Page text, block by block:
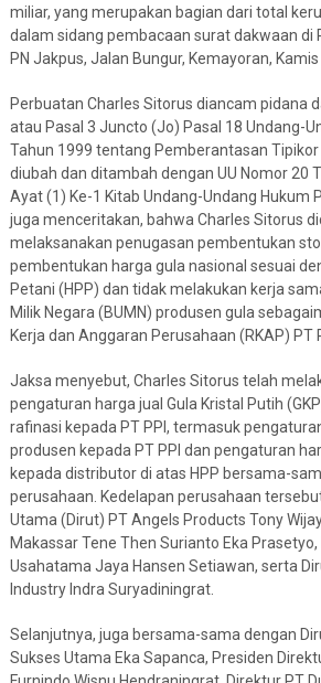
miliar, yang merupakan bagian dari total
dalam sidang pembacaan surat dakwaan di
PN Jakpus, Jalan Bungur, Kemayoran,
Perbuatan Charles Sitorus diancam pidana
atau Pasal 3 Juncto (Jo) Pasal 18 Undang-
Tahun 1999 tentang Pemberantasan
diubah dan ditambah dengan UU Nomor 20
Ayat (1) Ke-1 Kitab Undang-Undang Hukum
juga menceritakan, bahwa Charles Sitorus
melaksanakan penugasan pembentukan
pembentukan harga gula nasional sesuai
Petani (HPP) dan tidak melakukan kerja
Milik Negara (BUMN) produsen gula
Kerja dan Anggaran Perusahaan (RKAP) PT
Jaksa menyebut, Charles Sitorus telah
pengaturan harga jual Gula Kristal Putih
rafinasi kepada PT PPI, termasuk
produsen kepada PT PPI dan pengaturan
kepada distributor di atas HPP bersama-
perusahaan. Kedelapan perusahaan
Utama (Dirut) PT Angels Products Tony
Makassar Tene Then Surianto Eka
Usahatama Jaya Hansen Setiawan, serta
Industry Indra Suryadiningrat.
Selanjutnya, juga bersama-sama dengan
Sukses Utama Eka Sapanca, Presiden